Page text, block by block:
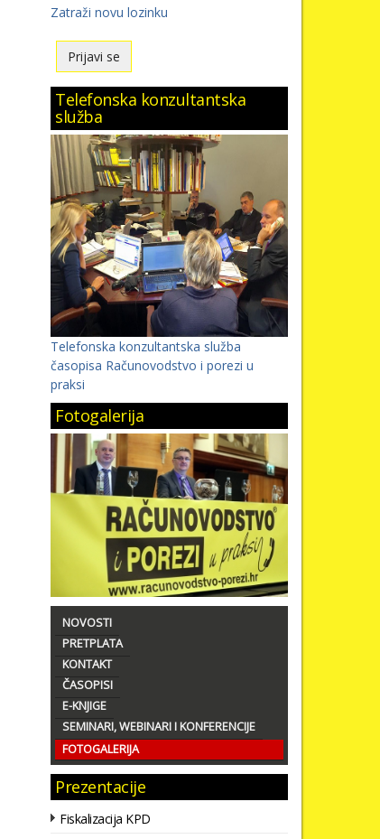
Zatraži novu lozinku
Telefonska konzultantska
služba
Telefonska konzultantska služba
časopisa Računovodstvo i porezi u
praksi
Fotogalerija
NOVOSTI
PRETPLATA
KONTAKT
ČASOPISI
E-KNJIGE
SEMINARI, WEBINARI I KONFERENCIJE
FOTOGALERIJA
Prezentacije
Fiskalizacija KPD